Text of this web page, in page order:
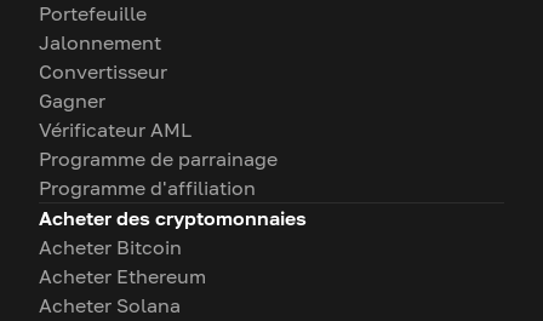
Portefeuille
Jalonnement
Convertisseur
Gagner
Vérificateur AML
Programme de parrainage
Programme d'affiliation
Acheter des cryptomonnaies
Acheter Bitcoin
Acheter Ethereum
Acheter Solana